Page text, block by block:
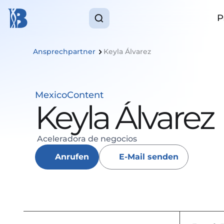
Ansprechpartner Keyla Álvarez
MexicoContent
Keyla Álvarez
Aceleradora de negocios
Anrufen
E-Mail senden